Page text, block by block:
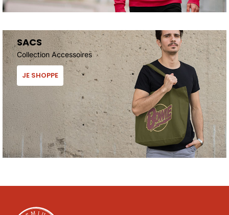
SACS
Collection Accessoires
JE SHOPPE